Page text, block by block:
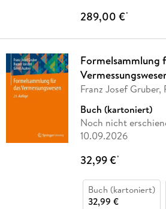
289,00 €*
Formelsammlung
Franz Josef
Buch (kartoniert)
Noch nicht
10.09.2026
32,99 €*
Buch (kartoniert)
32,99 €